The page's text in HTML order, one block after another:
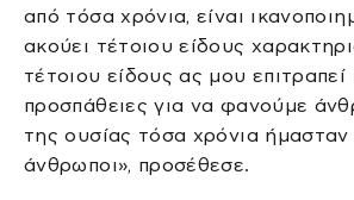
από τόσα χρόνια, είναι
ακούει τέτοιου είδους
τέτοιου είδους ας μου επιτραπεί
προσπάθειες για να φανούμε
της ουσίας τόσα χρόνια
άνθρωποι», προσέθεσε.